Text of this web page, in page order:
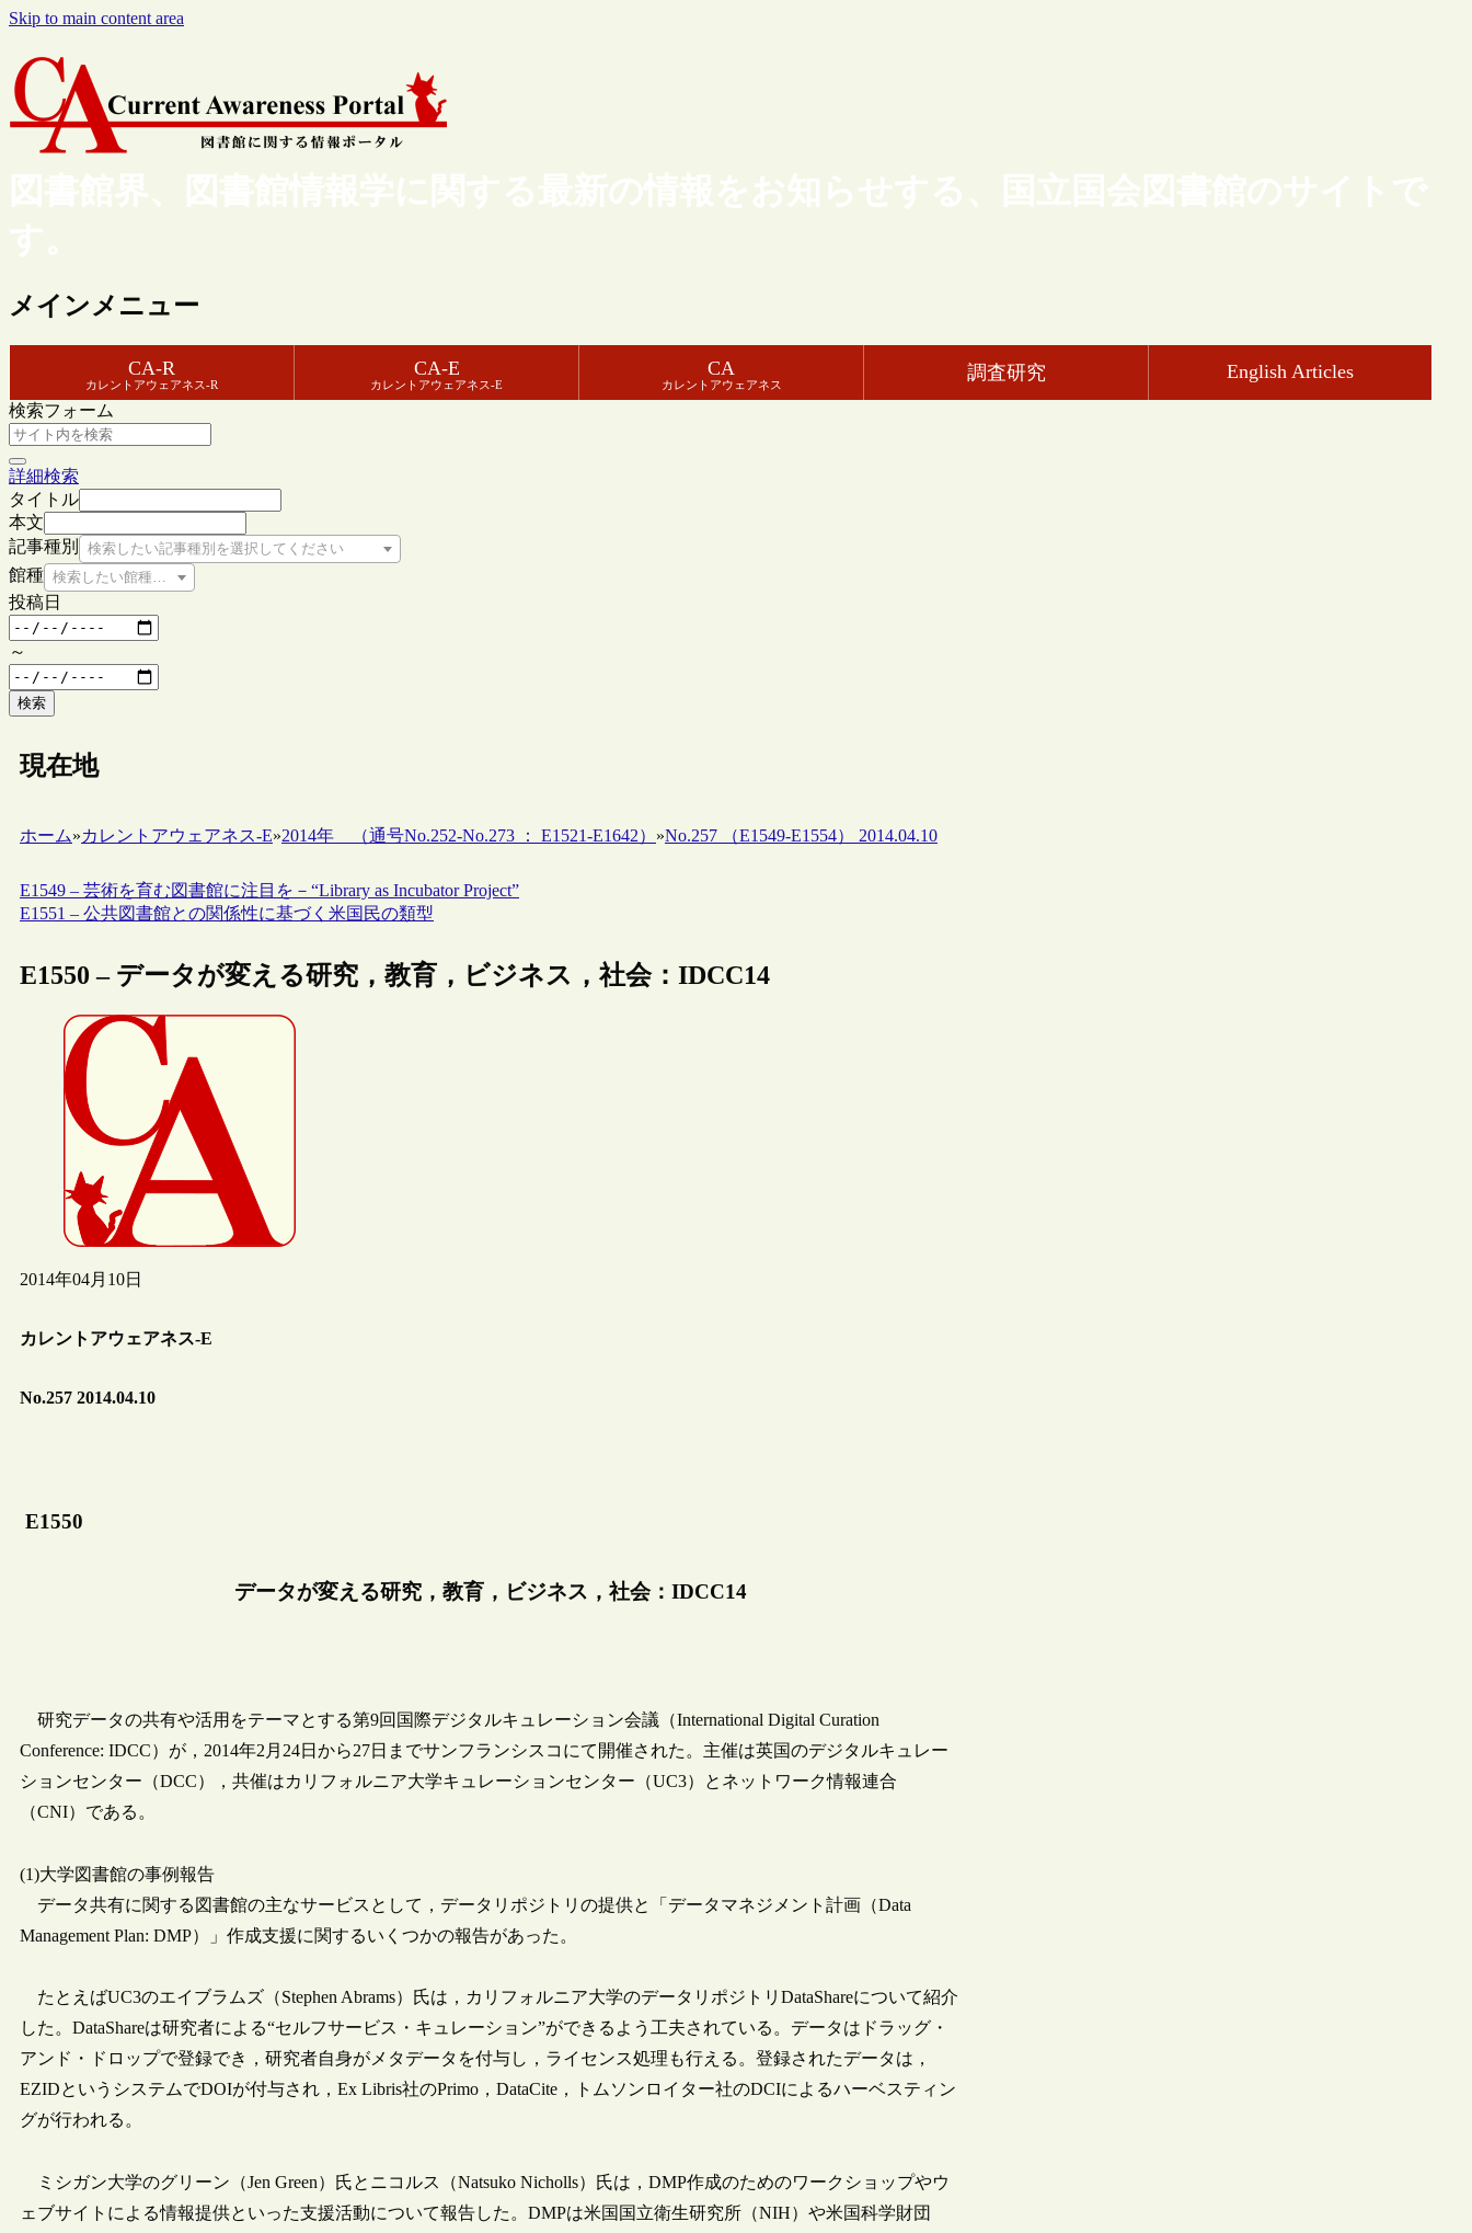
Skip to main content area
図書館界、図書館情報学に関する最新の情報をお知らせする、国立国会図書館のサイトで
す。
メインメニュー
CA-R
カレントアウェアネス-R
CA-E
カレントアウェアネス-E
CA
カレントアウェアネス
調査研究 English Articles
検索フォーム
詳細検索
タイトル
本文
記事種別
検索したい記事種別を選択してください
館種 検索したい館種を選択してください
投稿日
～
検索
現在地
ホーム»カレントアウェアネス-E»2014年 （通号No.252-No.273 ： E1521-E1642） »No.257 （E1549-E1554） 2014.04.10
E1549 – 芸術を育む図書館に注目を－“Library as Incubator Project”
E1551 – 公共図書館との関係性に基づく米国民の類型
E1550 – データが変える研究，教育，ビジネス，社会：IDCC14
2014年04月10日
カレントアウェアネス-E
No.257 2014.04.10
E1550
データが変える研究，教育，ビジネス，社会：IDCC14
研究データの共有や活用をテーマとする第9回国際デジタルキュレーション会議（International Digital Curation
Conference: IDCC）が，2014年2月24日から27日までサンフランシスコにて開催された。主催は英国のデジタルキュレー
ションセンター（DCC），共催はカリフォルニア大学キュレーションセンター（UC3）とネットワーク情報連合
（CNI）である。
(1)大学図書館の事例報告
データ共有に関する図書館の主なサービスとして，データリポジトリの提供と「データマネジメント計画（Data
Management Plan: DMP）」作成支援に関するいくつかの報告があった。
たとえばUC3のエイブラムズ（Stephen Abrams）氏は，カリフォルニア大学のデータリポジトリDataShareについて紹介
した。DataShareは研究者による“セルフサービス・キュレーション”ができるよう工夫されている。データはドラッグ・
アンド・ドロップで登録でき，研究者自身がメタデータを付与し，ライセンス処理も行える。登録されたデータは，
EZIDというシステムでDOIが付与され，Ex Libris社のPrimo，DataCite，トムソンロイター社のDCIによるハーベスティン
グが行われる。
ミシガン大学のグリーン（Jen Green）氏とニコルス（Natsuko Nicholls）氏は，DMP作成のためのワークショップやウ
ェブサイトによる情報提供といった支援活動について報告した。DMPは米国国立衛生研究所（NIH）や米国科学財団